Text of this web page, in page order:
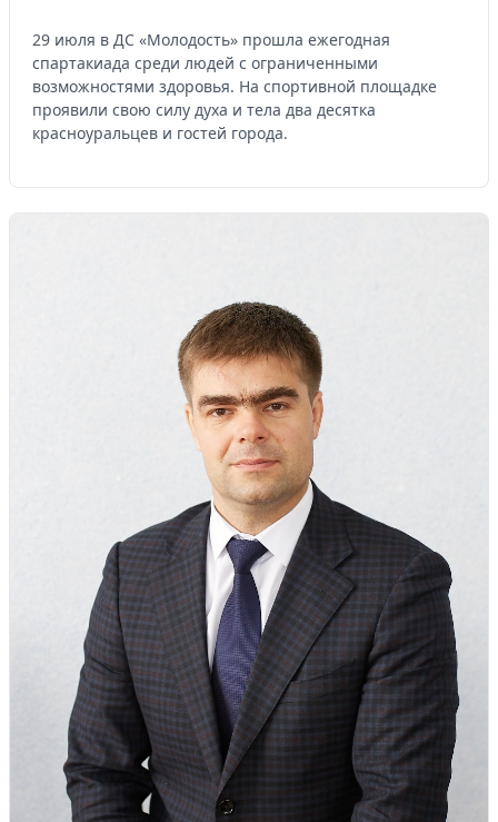
29 июля в ДС «Молодость» прошла ежегодная
спартакиада среди людей с ограниченными
возможностями здоровья. На спортивной площадке
проявили свою силу духа и тела два десятка
красноуральцев и гостей города.